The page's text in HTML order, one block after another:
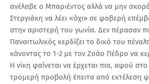
ανέλαβε ο Μπαριέντος αλλά να μην
Στεργιάκη να λέει «όχι» σε φοβερή
στην αριστερή του γωνία. Δεν πέρασαν
Παναιτωλικός κερδίζει το δικό του
κάνοντας το 1-2 με τον Ζοάο Πέδρο να
Η νίκη φαίνεται να έρχεται πια, αφού
τρομερή προβολή έπειτα από εκτέλεση